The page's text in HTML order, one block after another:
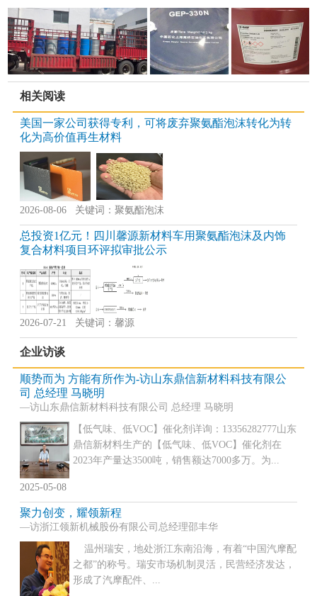
相关阅读
美国一家公司获得专利，可将废弃聚氨酯泡沫转化为转
化为高价值再生材料
2026-08-06 关键词：聚氨酯泡沫
总投资1亿元！四川馨源新材料车用聚氨酯泡沫及内饰
复合材料项目环评拟审批公示
2026-07-21 关键词：馨源
企业访谈
顺势而为 方能有所作为-访山东鼎信新材料科技有限公
司 总经理 马晓明
—访山东鼎信新材料科技有限公司 总经理 马晓明
【低气味、低VOC】催化剂详询：13356282777山东
鼎信新材料生产的【低气味、低VOC】催化剂在
2023年产量达3500吨，销售额达7000多万。为...
2025-05-08
聚力创变，耀领新程
—访浙江领新机械股份有限公司总经理邵丰华
温州瑞安，地处浙江东南沿海，有着“中国汽摩配
之都”的称号。瑞安市场机制灵活，民营经济发达，
形成了汽摩配件、...